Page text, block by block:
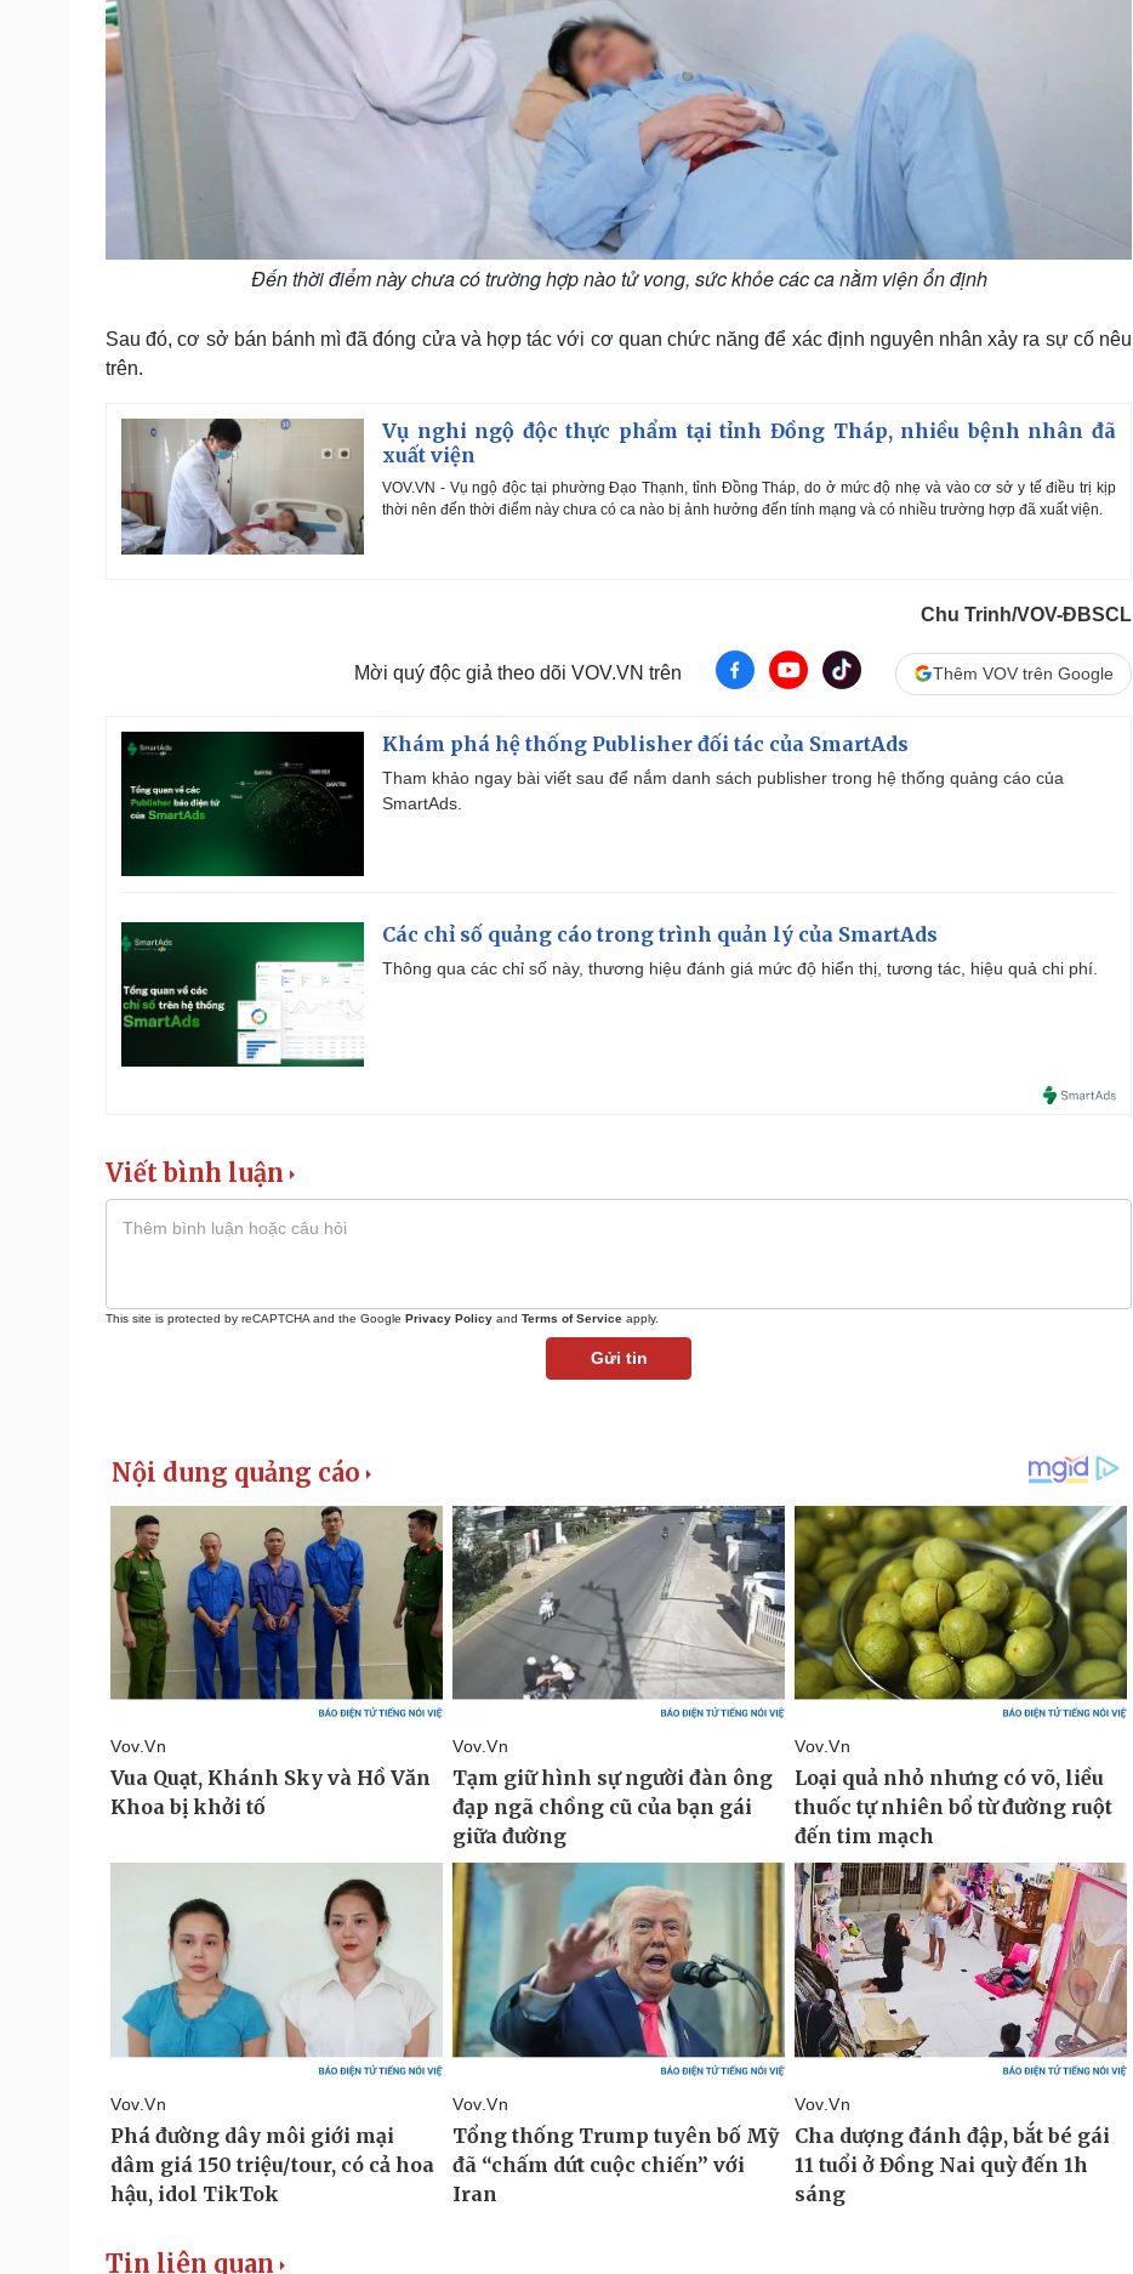
Đến thời điểm này chưa có trường hợp nào tử vong, sức khỏe các ca nằm viện ổn định
Sau đó, cơ sở bán bánh mì đã đóng cửa và hợp tác với cơ quan chức năng để xác định nguyên nhân xảy ra sự cố nêu
trên.
Vụ nghi ngộ độc thực phẩm tại tỉnh Đồng Tháp, nhiều bệnh nhân đã
xuất viện
VOV.VN - Vụ ngộ độc tại phường Đạo Thạnh, tỉnh Đồng Tháp, do ở mức độ nhẹ và vào cơ sở y tế điều trị kịp
thời nên đến thời điểm này chưa có ca nào bị ảnh hưởng đến tính mạng và có nhiều trường hợp đã xuất viện.
Chu Trinh/VOV-ĐBSCL
Mời quý độc giả theo dõi VOV.VN trên Thêm VOV trên Google
Khám phá hệ thống Publisher đối tác của SmartAds
Tham khảo ngay bài viết sau để nắm danh sách publisher trong hệ thống quảng cáo của
SmartAds.
Các chỉ số quảng cáo trong trình quản lý của SmartAds
Thông qua các chỉ số này, thương hiệu đánh giá mức độ hiển thị, tương tác, hiệu quả chi phí.
Viết bình luận
This site is protected by reCAPTCHA and the Google Privacy Policy and Terms of Service apply.
Gửi tin
Tin liên quan